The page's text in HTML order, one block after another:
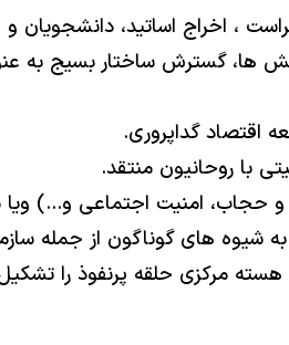
شيوه هاى گوناگون از جمله